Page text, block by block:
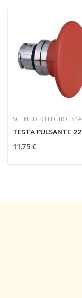
SCHNEIDER ELECTRIC SPA
11,75 €